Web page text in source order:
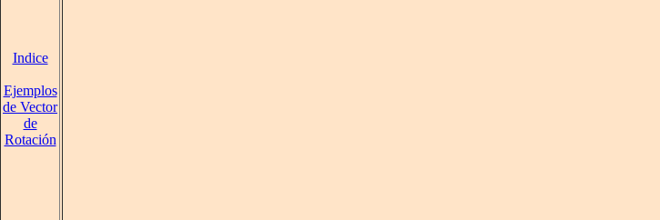
Indice
Ejemplos
de Vector
de
Rotación